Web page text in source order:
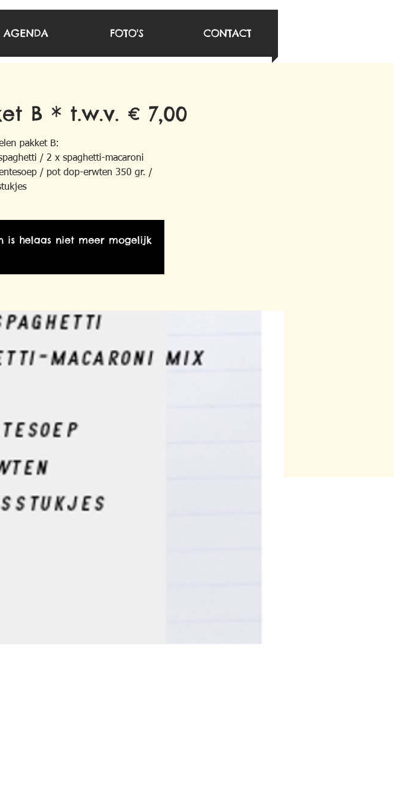
AGENDA FOTO'S CONTACT
B * t.w.v. € 7,00
pakket B:
/ 2 x spaghetti-macaroni
/ pot dop-erwten 350 gr. /
is helaas niet meer mogelijk